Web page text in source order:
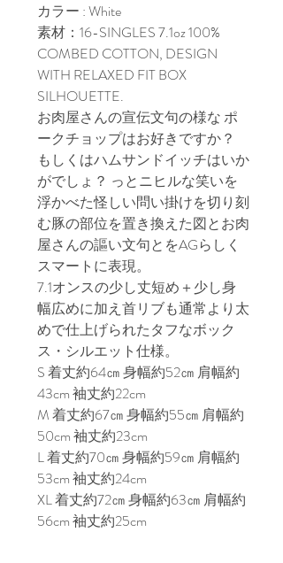
カラー : White
素材：16-SINGLES 7.1oz 100%
COMBED COTTON, DESIGN
WITH RELAXED FIT BOX
SILHOUETTE.
お肉屋さんの宣伝文句の様な ポ
ークチョップはお好きですか？
もしくはハムサンドイッチはいか
がでしょ？ っとニヒルな笑いを
浮かべた怪しい問い掛けを切り刻
む豚の部位を置き換えた図とお肉
屋さんの謳い文句とをAGらしく
スマートに表現。
7.1オンスの少し丈短め＋少し身
幅広めに加え首リブも通常より太
めで仕上げられたタフなボック
ス・シルエット仕様。
S 着丈約64㎝ 身幅約52㎝ 肩幅約
43cm 袖丈約22cm
M 着丈約67㎝ 身幅約55㎝ 肩幅約
50cm 袖丈約23cm
L 着丈約70㎝ 身幅約59㎝ 肩幅約
53cm 袖丈約24cm
XL 着丈約72㎝ 身幅約63㎝ 肩幅約
56cm 袖丈約25cm